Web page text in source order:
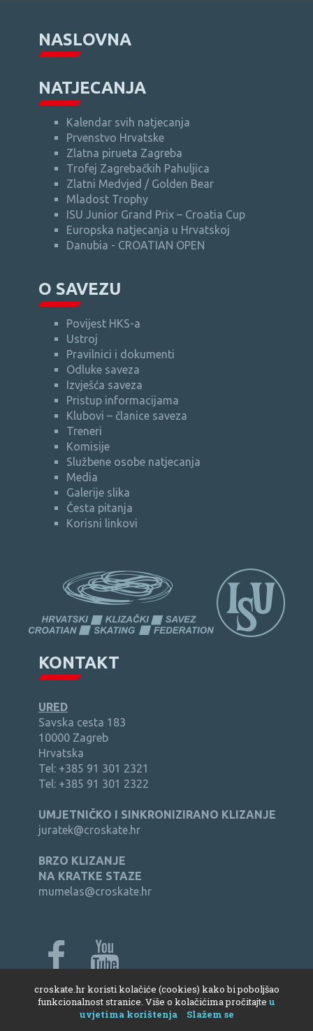
NASLOVNA
NATJECANJA
Kalendar svih natjecanja
Prvenstvo Hrvatske
Zlatna pirueta Zagreba
Trofej Zagrebačkih Pahuljica
Zlatni Medvjed / Golden Bear
Mladost Trophy
ISU Junior Grand Prix – Croatia Cup
Europska natjecanja u Hrvatskoj
Danubia - CROATIAN OPEN
O SAVEZU
Povijest HKS-a
Ustroj
Pravilnici i dokumenti
Odluke saveza
Izvješća saveza
Pristup informacijama
Klubovi – članice saveza
Treneri
Komisije
Službene osobe natjecanja
Media
Galerije slika
Česta pitanja
Korisni linkovi
KONTAKT
URED
Savska cesta 183
10000 Zagreb
Hrvatska
Tel: +385 91 301 2321
Tel: +385 91 301 2322
UMJETNIČKO I SINKRONIZIRANO KLIZANJE
juratek@croskate.hr
BRZO KLIZANJE
NA KRATKE STAZE
mumelas@croskate.hr
web:Bernardić studio
croskate.hr koristi kolačiće (cookies) kako bi poboljšao
funkcionalnost stranice. Više o kolačićima pročitajte u
uvjetima korištenja
Slažem se